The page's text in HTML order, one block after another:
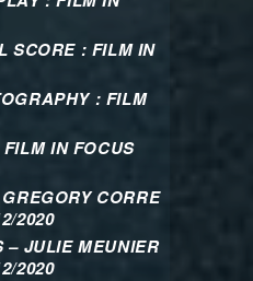
SCORE : FILM IN
: FILM
IN FOCUS
CORRE
2020
– JULIE MEUNIER
2020